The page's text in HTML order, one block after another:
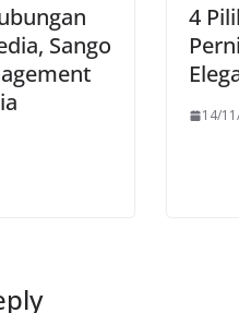
Sango
4
14/